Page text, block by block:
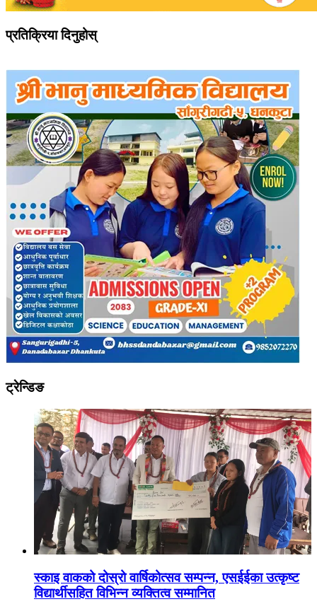
प्रतिक्रिया दिनुहोस्
ट्रेन्डिङ
स्काइ वाकको दोस्रो वार्षिकोत्सव सम्पन्न, एसईईका उत्कृष्ट
विद्यार्थीसहित विभिन्न व्यक्तित्व सम्मानित